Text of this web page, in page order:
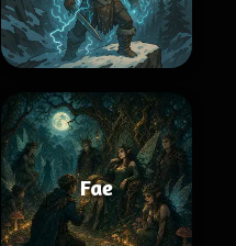
Fae